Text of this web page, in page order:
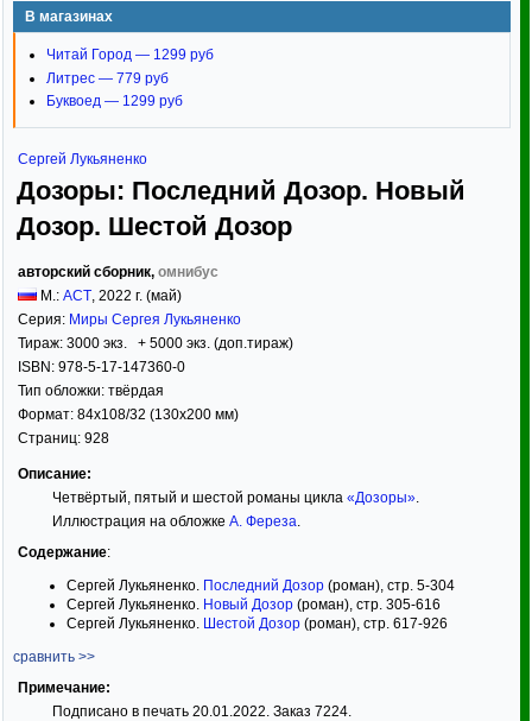
В магазинах
Читай Город — 1299 руб
Литрес — 779 руб
Буквоед — 1299 руб
Сергей Лукьяненко
Дозоры: Последний Дозор. Новый
Дозор. Шестой Дозор
авторский сборник, омнибус
М.: АСТ 2022 г. (май)
Серия: Миры Сергея Лукьяненко
Тираж: 3000 экз. + 5000 экз. (доп.тираж)
ISBN: 978-5-17-147360-0
Тип обложки: твёрдая
Формат: 84x108/32 (130x200 мм)
Страниц: 928
Описание:
Четвёртый, пятый и шестой романы цикла «Дозоры».
Иллюстрация на обложке А. Фереза
Содержание:
Сергей Лукьяненко. Последний Дозор (роман), стр. 5-304
Сергей Лукьяненко. Новый Дозор (роман), стр. 305-616
Сергей Лукьяненко. Шестой Дозор (роман), стр. 617-926
сравнить >>
Примечание:
Подписано в печать 20.01.2022. Заказ 7224.